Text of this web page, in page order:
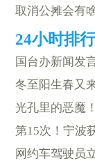
取消公摊会有
冬至阳生春又
第15次！宁波